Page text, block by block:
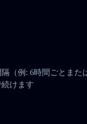
（例: 6時間ごとまた
けます